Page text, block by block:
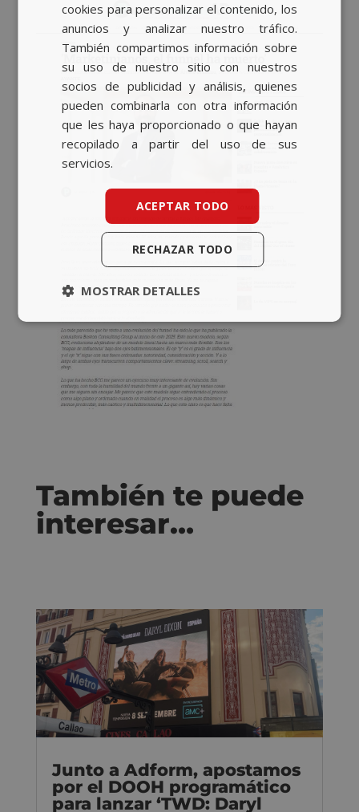
También te puede
interesar…
Junto a Adform, apostamos
por el DOOH programático
para lanzar ‘TWD: Daryl
cookies para personalizar el contenido, los
anuncios y analizar nuestro tráfico.
También compartimos información sobre
su uso de nuestro sitio con nuestros
socios de publicidad y análisis, quienes
pueden combinarla con otra información
que les haya proporcionado o que hayan
recopilado a partir del uso de sus
servicios.
ACEPTAR TODO
RECHAZAR TODO
MOSTRAR DETALLES